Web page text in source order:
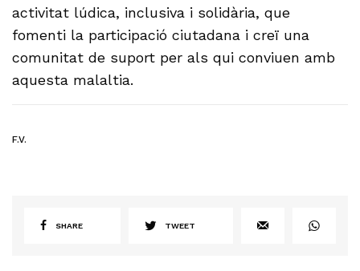
activitat lúdica, inclusiva i solidària, que
fomenti la participació ciutadana i creï una
comunitat de suport per als qui conviuen amb
aquesta malaltia.
F.V.
SHARE TWEET